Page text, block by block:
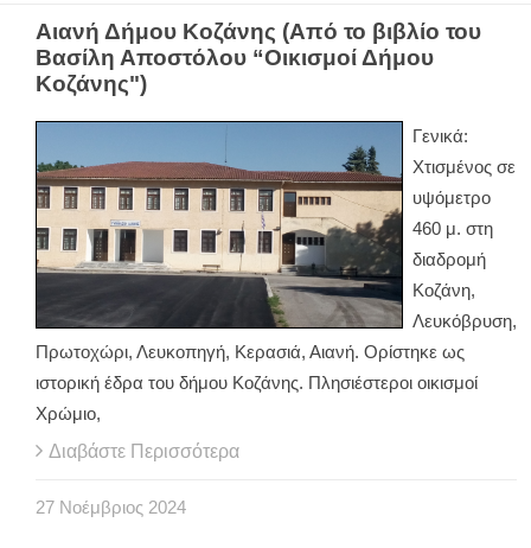
Αιανή Δήμου Κοζάνης (Από το βιβλίο του
Βασίλη Αποστόλου “Οικισμοί Δήμου
Κοζάνης")
Γενικά:
Χτισμένος σε
υψόμετρο
460 μ. στη
διαδρομή
Κοζάνη,
Λευκόβρυση,
Πρωτοχώρι, Λευκοπηγή, Κερασιά, Αιανή. Ορίστηκε ως
ιστορική έδρα του δήμου Κοζάνης. Πλησιέστεροι οικισμοί
Χρώμιο,
Διαβάστε Περισσότερα
27 Νοέμβριος 2024